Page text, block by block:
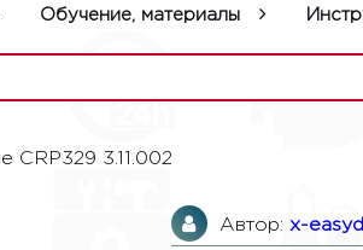
Обучение, материалы
CRP329 3.11.002
Автор: x-